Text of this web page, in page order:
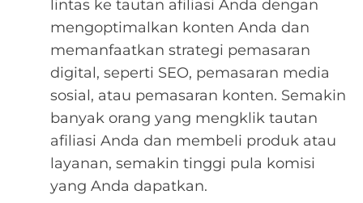
lintas ke tautan afiliasi Anda dengan
mengoptimalkan konten Anda dan
memanfaatkan strategi pemasaran
digital, seperti SEO, pemasaran media
sosial, atau pemasaran konten. Semakin
banyak orang yang mengklik tautan
afiliasi Anda dan membeli produk atau
layanan, semakin tinggi pula komisi
yang Anda dapatkan.